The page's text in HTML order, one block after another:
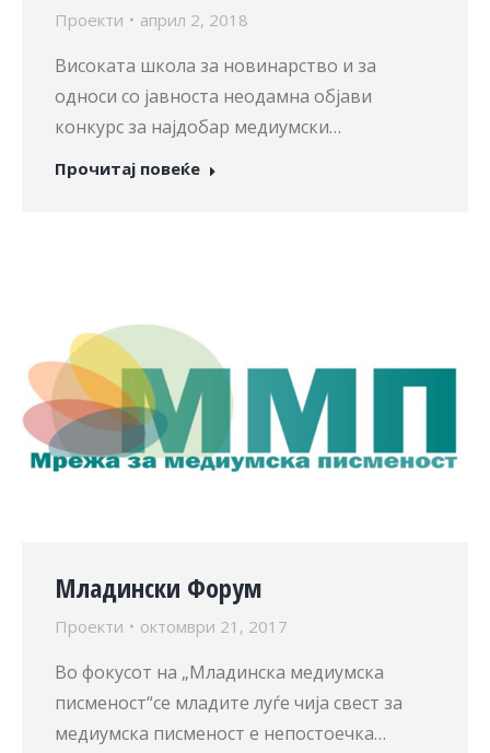
Проекти април 2, 2018
Високата школа за новинарство и за
односи со јавноста неодамна објави
конкурс за најдобар медиумски…
Прочитај повеќе
Младински Форум
Проекти октомври 21, 2017
Во фокусот на „Младинска медиумска
писменост“се младите луѓе чија свест за
медиумска писменост е непостоечка…